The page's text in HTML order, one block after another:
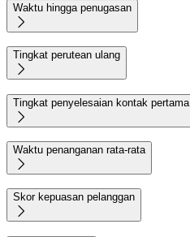
Waktu hingga penugasan

Tingkat perutean ulang

Tingkat penyelesaian kontak pertama

Waktu penanganan rata-rata

Skor kepuasan pelanggan
